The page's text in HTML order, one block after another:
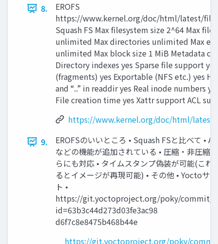
8.
EROFS
https://www.kernel.org/doc/html/latest/
Squash FS Max filesystem size 2^64 Max file
unlimited Max directories unlimited Max
unlimited Max block size 1 MiB Metadata
Directory indexes yes Sparse file support
(fragments) yes Exportable (NFS etc.) yes
and “..” in readdir yes Real inode numbers
File creation time yes Xattr support ACL
https://www.kernel.org/doc/html/
9.
EROFSのいいところ • Squash FSと比べて •
などの機能が追加されている • 圧縮・非圧縮
らにも対応 • タイムスタンプ偽装が可能(これ
るとイメージが再現可能) • その他 • Yoctoサ
ト •
https://git.yoctoproject.org/poky/commit/?
id=63b3c44d273d03fe3ac98
d6f7c8e8475b468b44e
https://git.yoctoproject.org/poky/